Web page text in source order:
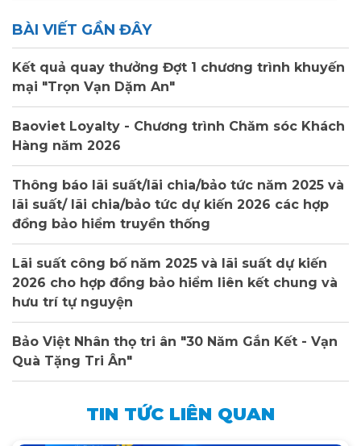
BÀI VIẾT GẦN ĐÂY
Kết quả quay thưởng Đợt 1 chương trình khuyến
mại "Trọn Vạn Dặm An"
Baoviet Loyalty - Chương trình Chăm sóc Khách
Hàng năm 2026
Thông báo lãi suất/lãi chia/bảo tức năm 2025 và
lãi suất/ lãi chia/bảo tức dự kiến 2026 các hợp
đồng bảo hiểm truyền thống
Lãi suất công bố năm 2025 và lãi suất dự kiến
2026 cho hợp đồng bảo hiểm liên kết chung và
hưu trí tự nguyện
Bảo Việt Nhân thọ tri ân "30 Năm Gắn Kết - Vạn
Quà Tặng Tri Ân"
TIN TỨC LIÊN QUAN